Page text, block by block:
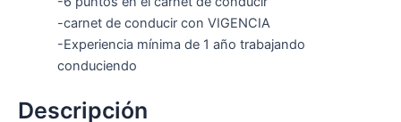
-carnet de conducir con VIGENCIA
-Experiencia mínima de 1 año trabajando
conduciendo
Descripción